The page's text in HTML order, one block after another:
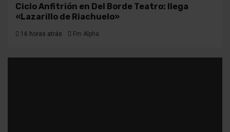
Ciclo Anfitrión en Del Borde Teatro: llega
«Lazarillo de Riachuelo»
16 horas atrás Fm Alpha